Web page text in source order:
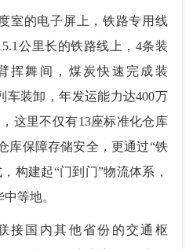
的电子屏上，铁路专用线
公里长的铁路线上，4条装
挥舞间，煤炭快速完成装
车装卸，年发运能力达400万
这里不仅有13座标准化仓库
库保障存储安全，更通过“铁
构建起“门到门”物流体系，
等地。
国内其他省份的交通枢